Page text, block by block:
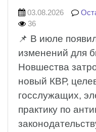
03.08.2026
36
📌 В июле
изменений для
Новшества
новый КВР,
госслужащих,
практику по